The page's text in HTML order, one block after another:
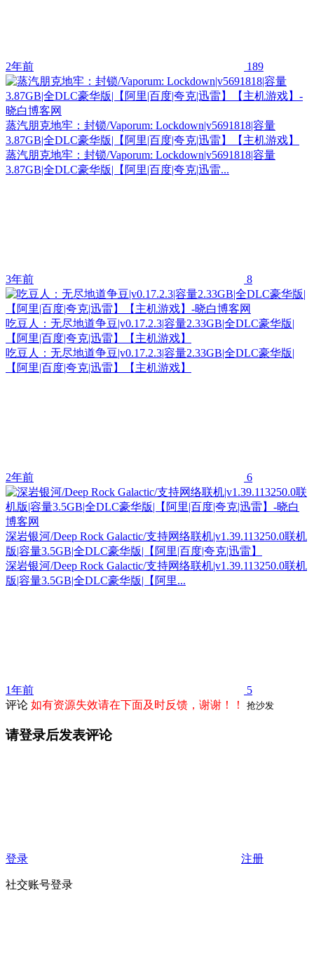
2年前 189
蒸汽朋克地牢：封锁/Vaporum: Lockdown|v5691818|容量
3.87GB|全DLC豪华版|【阿里|百度|夸克|迅雷】【主机游戏】
蒸汽朋克地牢：封锁/Vaporum: Lockdown|v5691818|容量
3.87GB|全DLC豪华版|【阿里|百度|夸克|迅雷...
3年前 8
吃豆人：无尽地道争豆|v0.17.2.3|容量2.33GB|全DLC豪华版|
【阿里|百度|夸克|迅雷】【主机游戏】
吃豆人：无尽地道争豆|v0.17.2.3|容量2.33GB|全DLC豪华版|
【阿里|百度|夸克|迅雷】【主机游戏】
2年前 6
深岩银河/Deep Rock Galactic/支持网络联机|v1.39.113250.0联机
版|容量3.5GB|全DLC豪华版|【阿里|百度|夸克|迅雷】
深岩银河/Deep Rock Galactic/支持网络联机|v1.39.113250.0联机
版|容量3.5GB|全DLC豪华版|【阿里...
1年前
5
评论 如有资源失效请在下面及时反馈，谢谢！！ 抢沙发
请登录后发表评论
登录 注册
社交账号登录